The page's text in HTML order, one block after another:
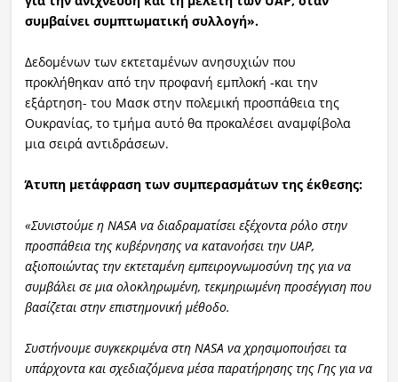
συμβαίνει συμπτωματική συλλογή».
Δεδομένων των εκτεταμένων ανησυχιών που
προκλήθηκαν από την προφανή εμπλοκή -και την
εξάρτηση- του Μασκ στην πολεμική προσπάθεια της
Ουκρανίας, το τμήμα αυτό θα προκαλέσει αναμφίβολα
μια σειρά αντιδράσεων.
Άτυπη μετάφραση των συμπερασμάτων της έκθεσης:
«Συνιστούμε η NASA να διαδραματίσει εξέχοντα ρόλο στην
προσπάθεια της κυβέρνησης να κατανοήσει την UAP,
αξιοποιώντας την εκτεταμένη εμπειρογνωμοσύνη της για να
συμβάλει σε μια ολοκληρωμένη, τεκμηριωμένη προσέγγιση που
βασίζεται στην επιστημονική μέθοδο.
Συστήνουμε συγκεκριμένα στη NASA να χρησιμοποιήσει τα
υπάρχοντα και σχεδιαζόμενα μέσα παρατήρησης της Γης για να